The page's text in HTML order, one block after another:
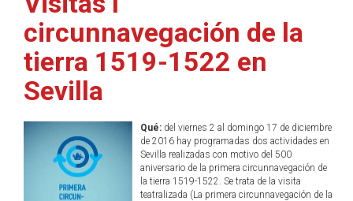
circunnavegación de la
tierra 1519-1522 en
Sevilla
Qué:del viernes 2 al domingo 17 de diciembre
de 2016 hay programadas dos actividades en
Sevilla realizadas con motivo del 500
aniversario de la primera circunnavegación de
la tierra 1519-1522. Se trata de la visita
teatralizada (La primera circunnavegación de la